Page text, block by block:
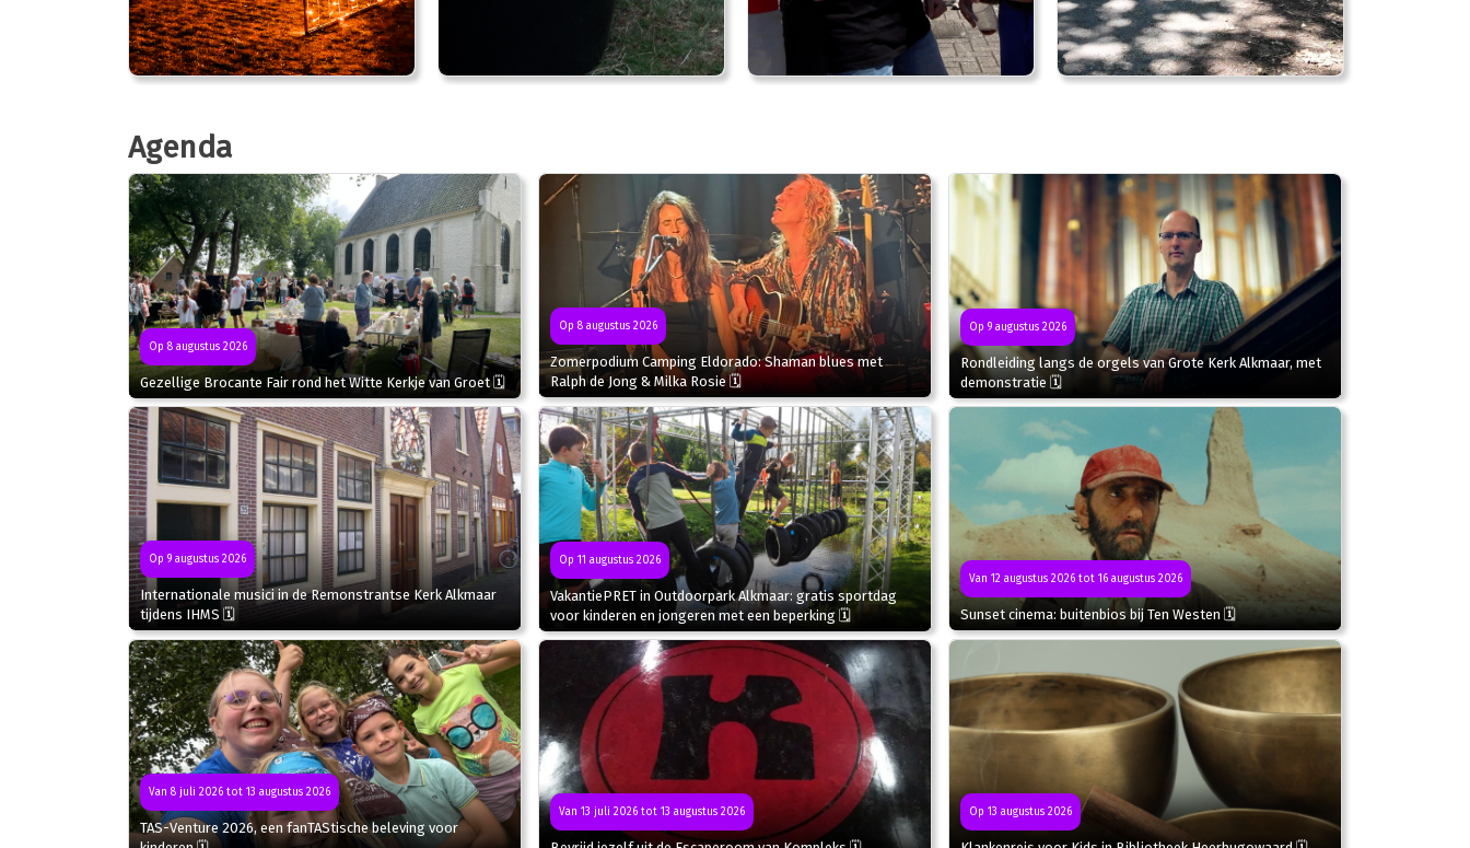
Agenda
Op 8 augustus 2026
Gezellige Brocante Fair rond het Witte Kerkje van Groet 🗓
Op 8 augustus 2026
Zomerpodium Camping Eldorado: Shaman blues met
Ralph de Jong & Milka Rosie 🗓
Op 9 augustus 2026
Rondleiding langs de orgels van Grote Kerk Alkmaar, met
demonstratie 🗓
Op 9 augustus 2026
Internationale musici in de Remonstrantse Kerk Alkmaar
tijdens IHMS 🗓
Op 11 augustus 2026
VakantiePRET in Outdoorpark Alkmaar: gratis sportdag
voor kinderen en jongeren met een beperking 🗓
Van 12 augustus 2026 tot 16 augustus 2026
Sunset cinema: buitenbios bij Ten Westen 🗓
Van 8 juli 2026 tot 13 augustus 2026
TAS-Venture 2026, een fanTAStische beleving voor
Van 13 juli 2026 tot 13 augustus 2026 Op 13 augustus 2026